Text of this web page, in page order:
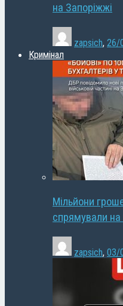
на Запоріжжі
zapsich, 26/
Кримінал
Мільйони
спрямували на
zapsich, 03/